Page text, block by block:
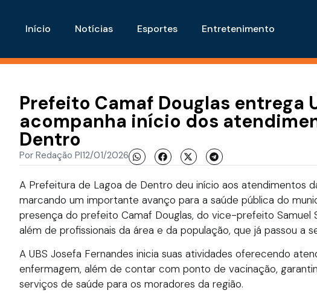
Início Notícias Esportes Entretenimento
Prefeito Camaf Douglas entrega
acompanha início dos
Dentro
Por Redação PI12/01/2026
A Prefeitura de Lagoa de Dentro deu início aos atendimentos
marcando um importante avanço para a saúde pública do
presença do prefeito Camaf Douglas, do vice-prefeito Samuel
além de profissionais da área e da população, que já passou a
A UBS Josefa Fernandes inicia suas atividades oferecendo
enfermagem, além de contar com ponto de vacinação,
serviços de saúde para os moradores da região.